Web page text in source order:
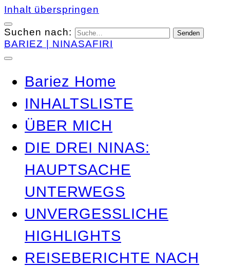
Inhalt überspringen
Suchen nach:
BARIEZ | NINASAFIRI
Bariez Home
INHALTSLISTE
ÜBER MICH
DIE DREI NINAS:
HAUPTSACHE
UNTERWEGS
UNVERGESSLICHE
HIGHLIGHTS
REISEBERICHTE NACH